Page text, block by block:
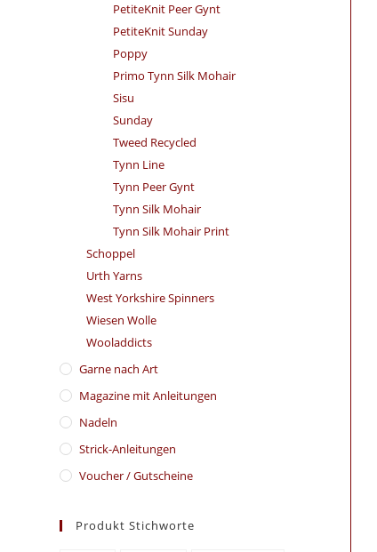
PetiteKnit Peer Gynt
PetiteKnit Sunday
Poppy
Primo Tynn Silk Mohair
Sisu
Sunday
Tweed Recycled
Tynn Line
Tynn Peer Gynt
Tynn Silk Mohair
Tynn Silk Mohair Print
Schoppel
Urth Yarns
West Yorkshire Spinners
Wiesen Wolle
Wooladdicts
Garne nach Art
Magazine mit Anleitungen
Nadeln
Strick-Anleitungen
Voucher / Gutscheine
Produkt Stichworte